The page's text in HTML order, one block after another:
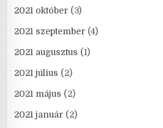
2021 október (3)
2021 szeptember (4)
2021 augusztus (1)
2021 július (2)
2021 május (2)
2021 január (2)